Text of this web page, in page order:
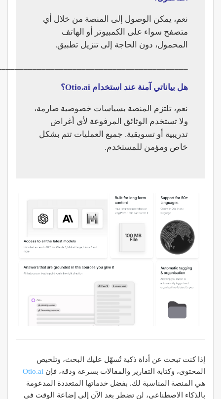
نعم، يمكن الوصول إلى المنصة من خلال أي
متصفح سواء على الكمبيوتر أو الهاتف
المحمول، دون الحاجة إلى تنزيل تطبيق.
هل بياناتي آمنة عند استخدام Otio.ai؟
نعم، تلتزم المنصة بسياسات خصوصية صارمة،
ولا تستخدم الوثائق المرفوعة لأي أغراض
تدريبية أو تسويقية. جميع العمليات تتم بشكل
خاص ومؤمن للمستخدم.
إذا كنت تبحث عن أداة ذكية تُسهّل عليك البحث، وتلخيص
المحتوى، وكتابة التقارير والمقالات بسرعة ودقة، فإن Otio.ai
هي المنصة المناسبة لك. بفضل خدماتها المتعددة المدعومة
بالذكاء الاصطناعي، لن تضطر بعد الآن إلى إضاعة الوقت في